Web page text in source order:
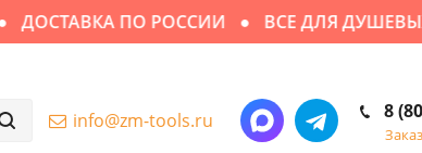
ПО РОССИИ ВСЕ ДЛЯ ДУШЕВЫХ
8
info@zm-tools.ru